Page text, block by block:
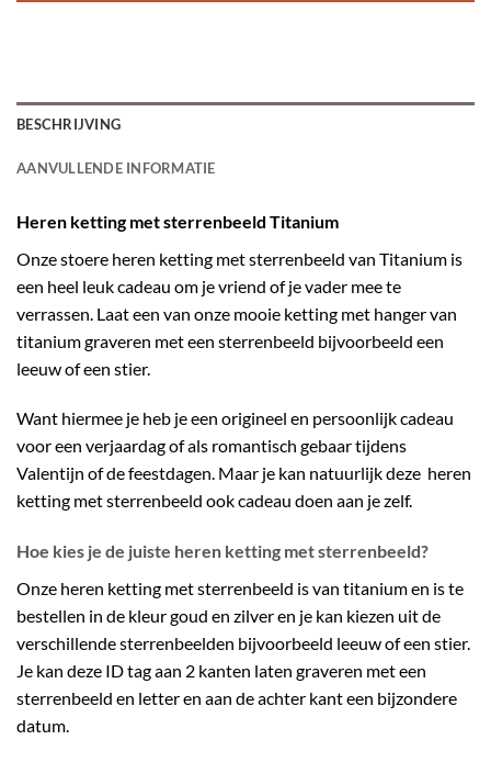
BESCHRIJVING
AANVULLENDE INFORMATIE
Heren ketting met sterrenbeeld Titanium
Onze stoere heren ketting met sterrenbeeld van Titanium is
een heel leuk cadeau om je vriend of je vader mee te
verrassen. Laat een van onze mooie ketting met hanger van
titanium graveren met een sterrenbeeld bijvoorbeeld een
leeuw of een stier.
Want hiermee je heb je een origineel en persoonlijk cadeau
voor een verjaardag of als romantisch gebaar tijdens
Valentijn of de feestdagen. Maar je kan natuurlijk deze heren
ketting met sterrenbeeld ook cadeau doen aan je zelf.
Hoe kies je de juiste heren ketting met sterrenbeeld?
Onze heren ketting met sterrenbeeld is van titanium en is te
bestellen in de kleur goud en zilver en je kan kiezen uit de
verschillende sterrenbeelden bijvoorbeeld leeuw of een stier.
Je kan deze ID tag aan 2 kanten laten graveren met een
sterrenbeeld en letter en aan de achter kant een bijzondere
datum.